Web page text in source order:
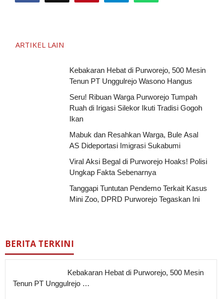
ARTIKEL LAIN
Kebakaran Hebat di Purworejo, 500 Mesin
Tenun PT Unggulrejo Wasono Hangus
Seru! Ribuan Warga Purworejo Tumpah
Ruah di Irigasi Silekor Ikuti Tradisi Gogoh
Ikan
Mabuk dan Resahkan Warga, Bule Asal
AS Dideportasi Imigrasi Sukabumi
Viral Aksi Begal di Purworejo Hoaks! Polisi
Ungkap Fakta Sebenarnya
Tanggapi Tuntutan Pendemo Terkait Kasus
Mini Zoo, DPRD Purworejo Tegaskan Ini
BERITA TERKINI
Kebakaran Hebat di Purworejo, 500 Mesin
Tenun PT Unggulrejo …